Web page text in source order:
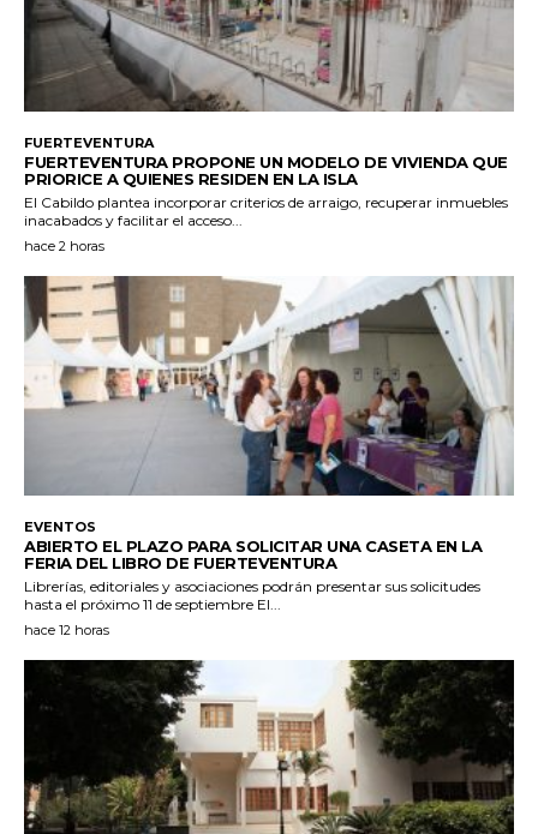
FUERTEVENTURA
FUERTEVENTURA PROPONE UN MODELO DE VIVIENDA QUE
PRIORICE A QUIENES RESIDEN EN LA ISLA
El Cabildo plantea incorporar criterios de arraigo, recuperar inmuebles
inacabados y facilitar el acceso...
hace 2 horas
EVENTOS
ABIERTO EL PLAZO PARA SOLICITAR UNA CASETA EN LA
FERIA DEL LIBRO DE FUERTEVENTURA
Librerías, editoriales y asociaciones podrán presentar sus solicitudes
hasta el próximo 11 de septiembre El...
hace 12 horas